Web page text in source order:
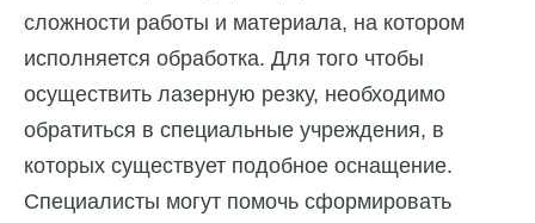
сложности работы и материала, на котором
исполняется обработка. Для того чтобы
осуществить лазерную резку, необходимо
обратиться в специальные учреждения, в
которых существует подобное оснащение.
Специалисты могут помочь сформировать